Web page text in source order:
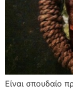
Είναι σπουδαίο